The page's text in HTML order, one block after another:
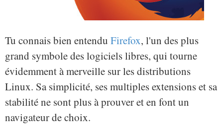
Tu connais bien entendu Firefox, l'un des plus
grand symbole des logiciels libres, qui tourne
évidemment à merveille sur les distributions
Linux. Sa simplicité, ses multiples extensions et sa
stabilité ne sont plus à prouver et en font un
navigateur de choix.